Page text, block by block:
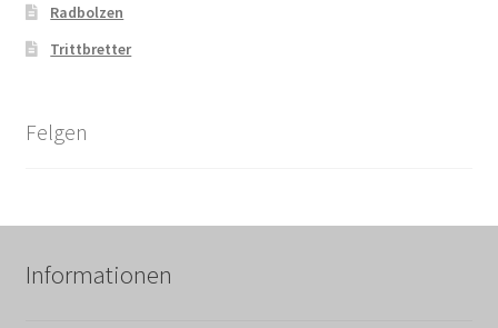
Radbolzen
Trittbretter
Felgen
Informationen